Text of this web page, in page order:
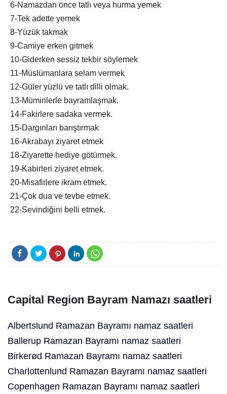
6-Namazdan önce tatlı veya hurma yemek
7-Tek adette yemek
8-Yüzük takmak
9-Camiye erken gitmek
10-Giderken sessiz tekbir söylemek
11-Müslümanlara selam vermek
12-Güler yüzlü ve tatlı dilli olmak.
13-Müminlerle bayramlaşmak.
14-Fakirlere sadaka vermek.
15-Dargınları barıştırmak
16-Akrabayı ziyaret etmek
18-Ziyarette hediye götürmek.
19-Kabirleri ziyaret etmek.
20-Misafirlere ikram etmek.
21-Çok dua ve tevbe etmek.
22-Sevindiğini belli etmek.
Capital Region Bayram Namazı saatleri
Albertslund Ramazan Bayramı namaz saatleri
Ballerup Ramazan Bayramı namaz saatleri
Birkerød Ramazan Bayramı namaz saatleri
Charlottenlund Ramazan Bayramı namaz saatleri
Copenhagen Ramazan Bayramı namaz saatleri